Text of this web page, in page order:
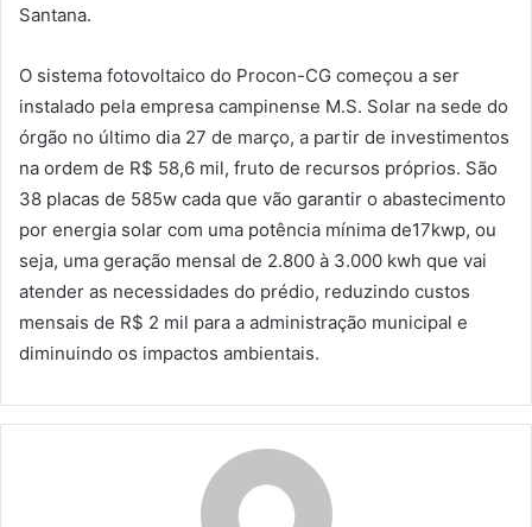
Santana.
O sistema fotovoltaico do Procon-CG começou a ser
instalado pela empresa campinense M.S. Solar na sede do
órgão no último dia 27 de março, a partir de investimentos
na ordem de R$ 58,6 mil, fruto de recursos próprios. São
38 placas de 585w cada que vão garantir o abastecimento
por energia solar com uma potência mínima de17kwp, ou
seja, uma geração mensal de 2.800 à 3.000 kwh que vai
atender as necessidades do prédio, reduzindo custos
mensais de R$ 2 mil para a administração municipal e
diminuindo os impactos ambientais.